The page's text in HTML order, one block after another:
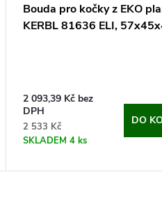
Bouda pro kočky z EKO
KERBL 81636 ELI,
2 093,39 Kč bez
DPH
2 533 Kč
SKLADEM 4 ks
DO